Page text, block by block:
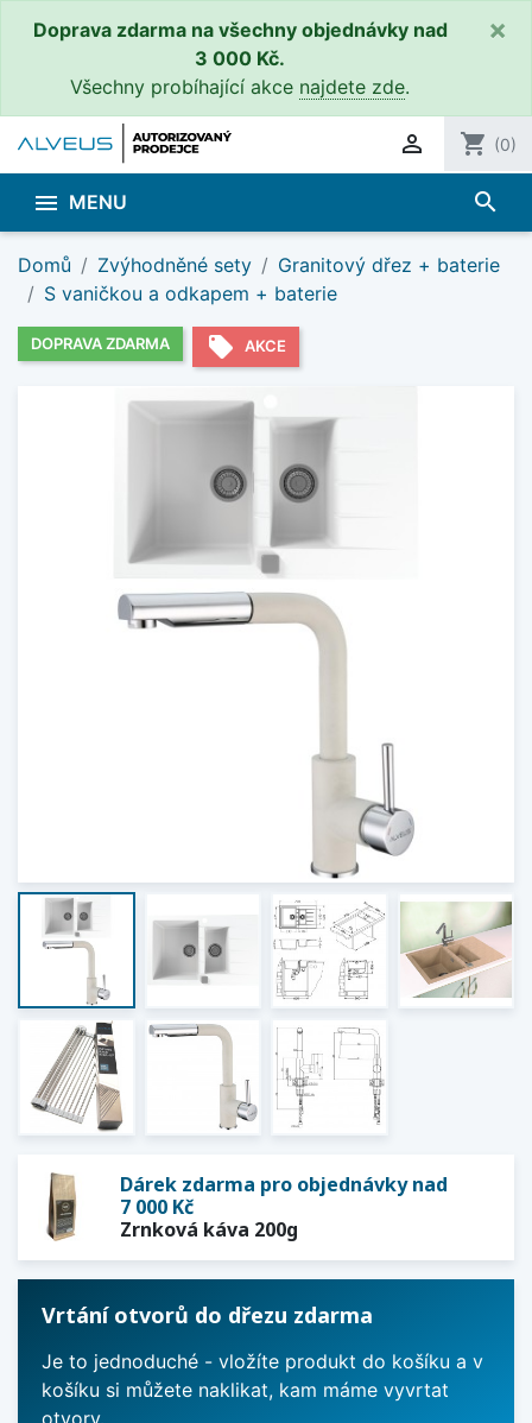
Doprava zdarma na všechny objednávky nad
3 000 Kč.
Všechny probíhající akce najdete zde.
×
 shopping_cart (0)
 MENU search
Domů Zvýhodněné sety
Granitový dřez + baterie
S vaničkou a odkapem + baterie
DOPRAVA ZDARMA local_offer AKCE
Dárek zdarma pro objednávky nad
7 000 Kč
Zrnková káva 200g
Vrtání otvorů do dřezu zdarma
Je to jednoduché - vložíte produkt do košíku a v
košíku si můžete naklikat, kam máme vyvrtat
otvory.